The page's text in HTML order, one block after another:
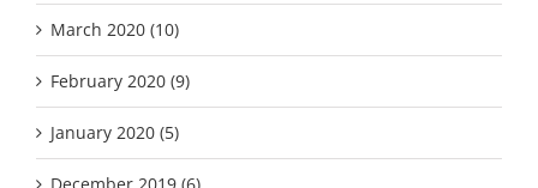
March 2020 (10)
February 2020 (9)
January 2020 (5)